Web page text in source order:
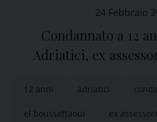
24 Febbraio
Condannato a 12
Adriatici, ex
12 anni adriatici
el boussettaoui ex